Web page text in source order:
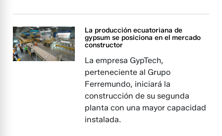
La producción ecuatoriana de
gypsum se posiciona en el mercado
constructor
La empresa GypTech,
perteneciente al Grupo
Ferremundo, iniciará la
construcción de su segunda
planta con una mayor capacidad
instalada.